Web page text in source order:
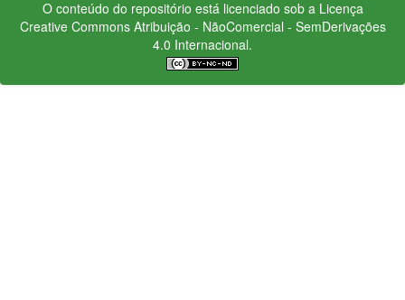
O conteúdo do repositório está licenciado sob a Licença
Creative CommonsAtribuição - NãoComercial - SemDerivações
4.0 Internacional.